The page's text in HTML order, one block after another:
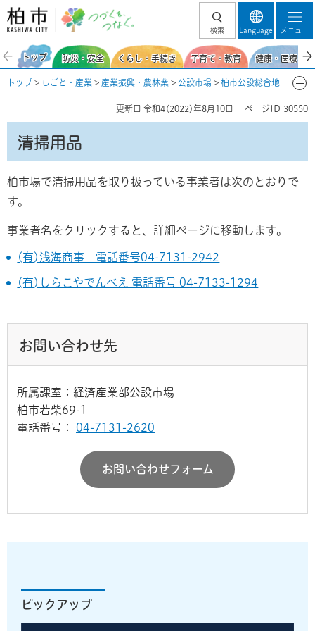
柏市 つづくを、
検索 Language メニュー
トップ 防災・安全 くらし・手続き 子育て・教育 健康・医療・
トップ > しごと・産業 > 産業振興・農林業 > 公設市場 > 柏市公設総合地
更新日 令和4(2022)年8月10日 ページID 30550
清掃用品
柏市場で清掃用品を取り扱っている事業者は次のとおりで
す。
事業者名をクリックすると、詳細ページに移動します。
(有)浅海商事 電話番号04-7131-2942
(有)しらこやでんべえ 電話番号 04-7133-1294
お問い合わせ先
所属課室：経済産業部公設市場
柏市若柴69-1
電話番号：
04-7131-2620
お問い合わせフォーム
ピックアップ